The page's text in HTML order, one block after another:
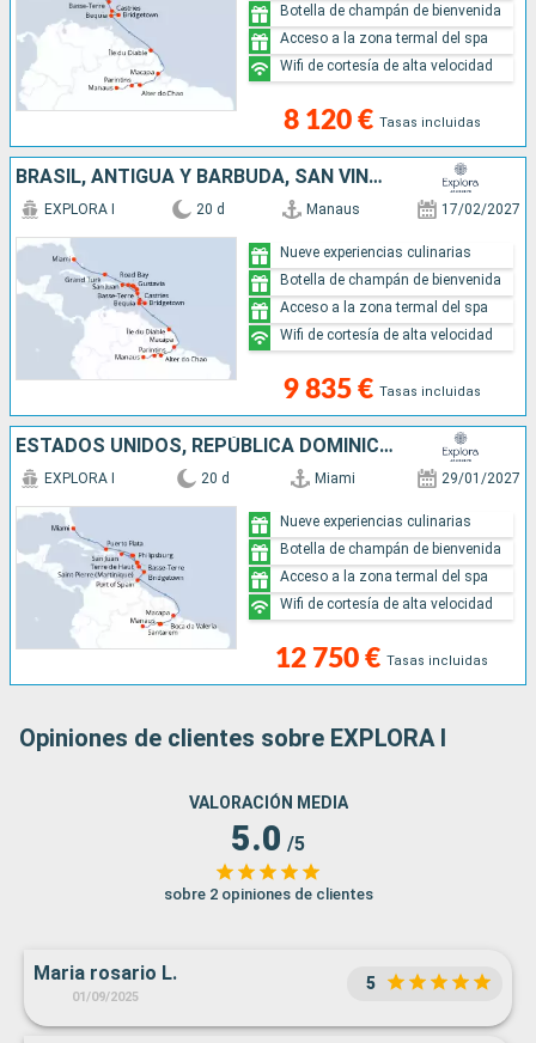
8 120 € Tasas incluidas
Botella de champán de bienvenida
Acceso a la zona termal del spa
Wifi de cortesía de alta velocidad
BRASIL, ANTIGUA Y BARBUDA, SAN VINCENT Y LAS GRANADINAS, BARBADOS, SANTA LUCIA, FRANCIA, GUADALUPE, PORTO RICO, ANGUILLA, VIRGEN GORDA, ISLAS TURCAS Y CAICOS, ESTADOS UNIDOS
EXPLORA I 20 d Manaus 17/02/2027
9 835 € Tasas incluidas
Nueve experiencias culinarias
Botella de champán de bienvenida
Acceso a la zona termal del spa
Wifi de cortesía de alta velocidad
ESTADOS UNIDOS, REPÚBLICA DOMINICANA, SAN MARTÍN, GUADALUPE, PORTO RICO, FRANCIA, MARTINICA, BARBADOS, TRINIDAD Y TOBAGO, BRASIL
EXPLORA I 20 d Miami 29/01/2027
12 750 € Tasas incluidas
Nueve experiencias culinarias
Botella de champán de bienvenida
Acceso a la zona termal del spa
Wifi de cortesía de alta velocidad
Opiniones de clientes sobre EXPLORA I
VALORACIÓN MEDIA
5.0 /5
sobre 2 opiniones de clientes
Maria rosario L.
01/09/2025
5